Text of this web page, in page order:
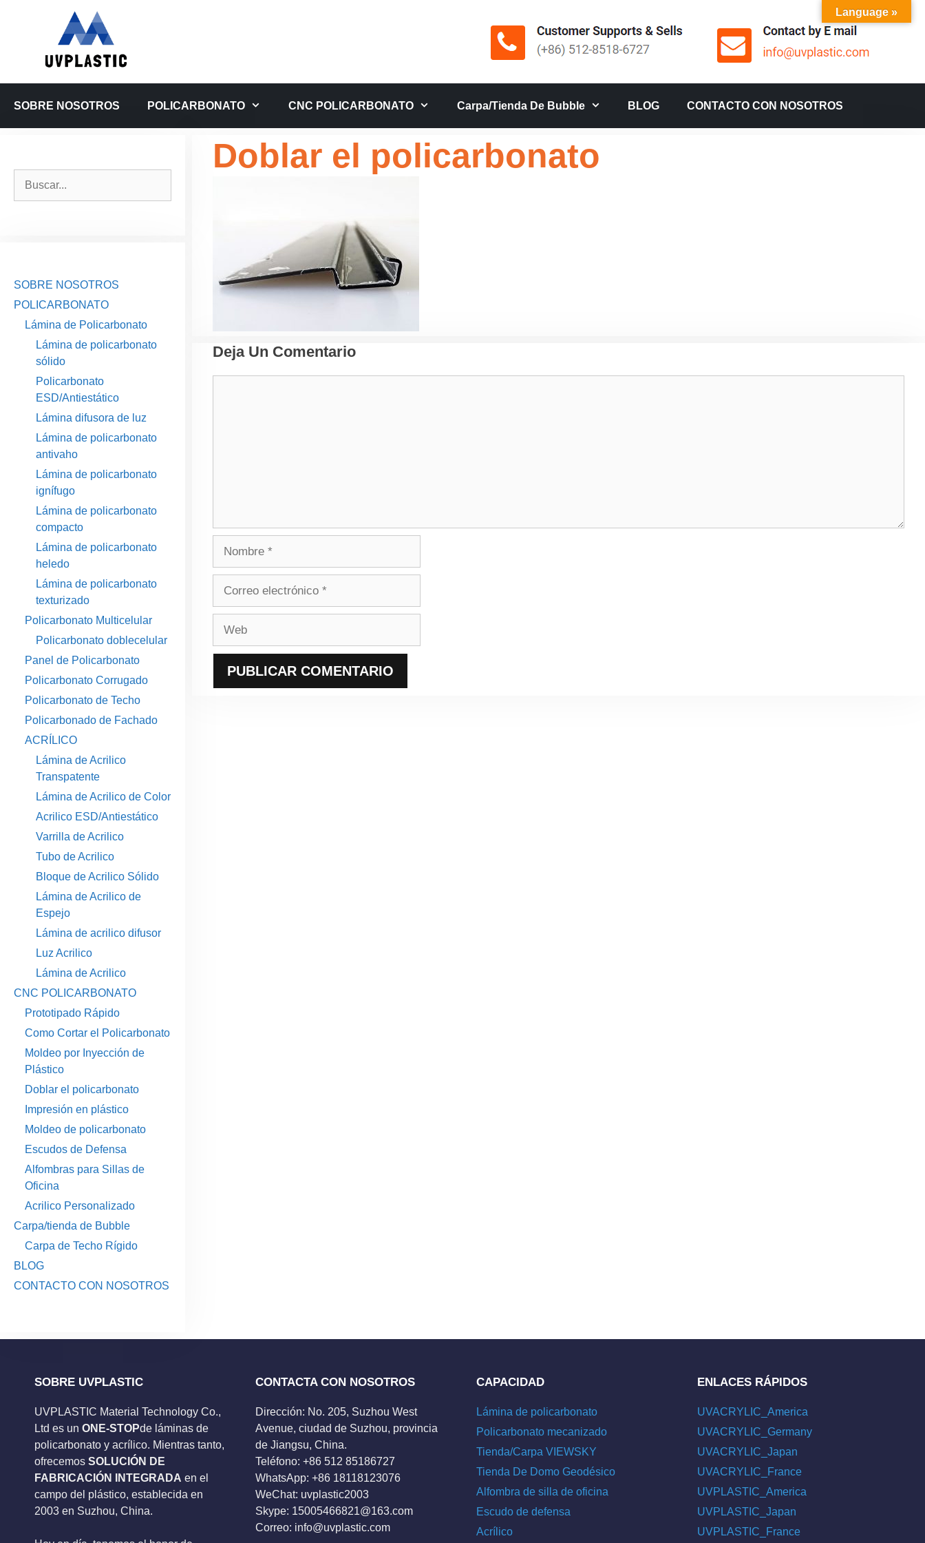
SOBRE NOSOTROS POLICARBONATO CNC POLICARBONATO Carpa/tienda De Bubble BLOG CONTACTO CON NOSOTROS
Doblar el policarbonato
Deja Un Comentario
SOBRE NOSOTROS
POLICARBONATO
Lámina de Policarbonato
Lámina de policarbonato
sólido
Policarbonato
ESD/Antiestático
Lámina difusora de luz
Lámina de policarbonato
antivaho
Lámina de policarbonato
ignífugo
Lámina de policarbonato
compacto
Lámina de policarbonato
heledo
Lámina de policarbonato
texturizado
Policarbonato Multicelular
Policarbonato doblecelular
Panel de Policarbonato
Policarbonato Corrugado
Policarbonato de Techo
Policarbonado de Fachado
ACRÍLICO
Lámina de Acrilico
Transpatente
Lámina de Acrilico de Color
Acrilico ESD/Antiestático
Varrilla de Acrilico
Tubo de Acrilico
Bloque de Acrilico Sólido
Lámina de Acrilico de
Espejo
Lámina de acrilico difusor
Luz Acrilico
Lámina de Acrilico
CNC POLICARBONATO
Prototipado Rápido
Como Cortar el Policarbonato
Moldeo por Inyección de
Plástico
Doblar el policarbonato
Impresión en plástico
Moldeo de policarbonato
Escudos de Defensa
Alfombras para Sillas de
Oficina
Acrilico Personalizado
Carpa/tienda de Bubble
Carpa de Techo Rígido
BLOG
CONTACTO CON NOSOTROS
SOBRE UVPLASTIC
UVPLASTIC Material Technology Co.,
Ltd es un ONE-STOPde láminas de
policarbonato y acrílico. Mientras tanto,
ofrecemos SOLUCIÓN DE
FABRICACIÓN INTEGRADA en el
campo del plástico, establecida en
2003 en Suzhou, China.
CONTACTA CON NOSOTROS
Dirección: No. 205, Suzhou West
Avenue, ciudad de Suzhou, provincia
de Jiangsu, China.
Teléfono: +86 512 85186727
WhatsApp: +86 18118123076
WeChat: uvplastic2003
Skype: 15005466821@163.com
Correo: info@uvplastic.com
CAPACIDAD
Lámina de policarbonato
Policarbonato mecanizado
Tienda/Carpa VIEWSKY
Tienda De Domo Geodésico
Alfombra de silla de oficina
Escudo de defensa
Acrílico
ENLACES RÁPIDOS
UVACRYLIC_America
UVACRYLIC_Germany
UVACRYLIC_Japan
UVACRYLIC_France
UVPLASTIC_America
UVPLASTIC_Japan
UVPLASTIC_France
Language »